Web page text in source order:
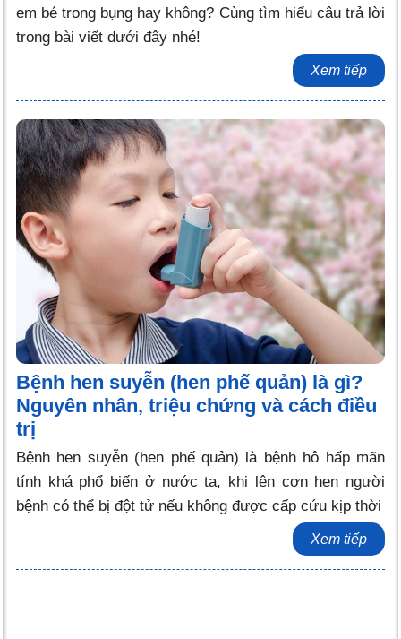
em bé trong bụng hay không? Cùng tìm hiểu câu trả lời
trong bài viết dưới đây nhé!
Xem tiếp
Bệnh hen suyễn (hen phế quản) là gì?
Nguyên nhân, triệu chứng và cách điều
trị
Bệnh hen suyễn (hen phế quản) là bệnh hô hấp mãn
tính khá phổ biến ở nước ta, khi lên cơn hen người
bệnh có thể bị đột tử nếu không được cấp cứu kịp thời
Xem tiếp